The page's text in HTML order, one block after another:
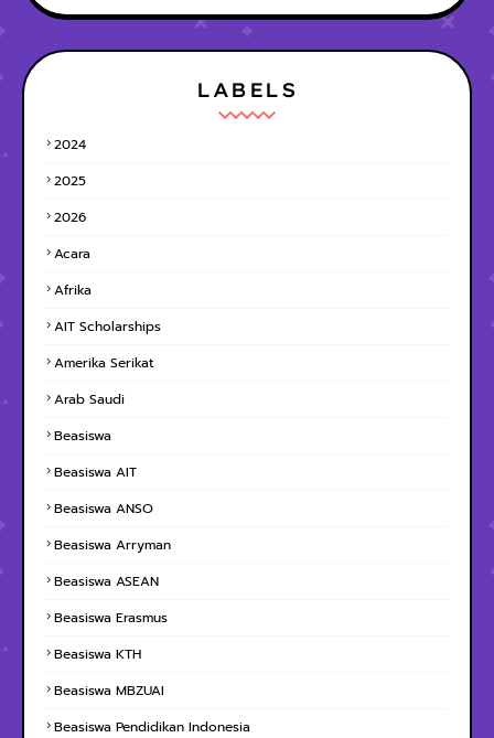
LABELS
2024
2025
2026
Acara
Afrika
AIT Scholarships
Amerika Serikat
Arab Saudi
Beasiswa
Beasiswa AIT
Beasiswa ANSO
Beasiswa Arryman
Beasiswa ASEAN
Beasiswa Erasmus
Beasiswa KTH
Beasiswa MBZUAI
Beasiswa Pendidikan Indonesia